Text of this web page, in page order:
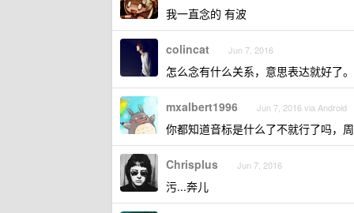
我一直念的 有波
colincat Jun 7, 2016
怎么念有什么关系，意思表达就好了。
mxalbert1996 Jun 7, 2016 via Android
你都知道音标是什么了不就行了吗，
Chrisplus Jun 7, 2016
污...奔儿